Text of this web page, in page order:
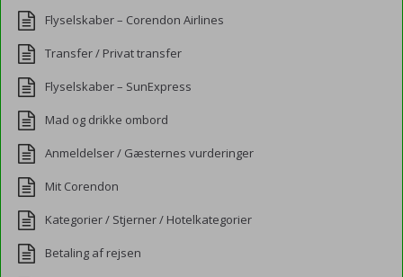
Flyselskaber – Corendon Airlines
Transfer / Privat transfer
Flyselskaber – SunExpress
Mad og drikke ombord
Anmeldelser / Gæsternes vurderinger
Mit Corendon
Kategorier / Stjerner / Hotelkategorier
Betaling af rejsen